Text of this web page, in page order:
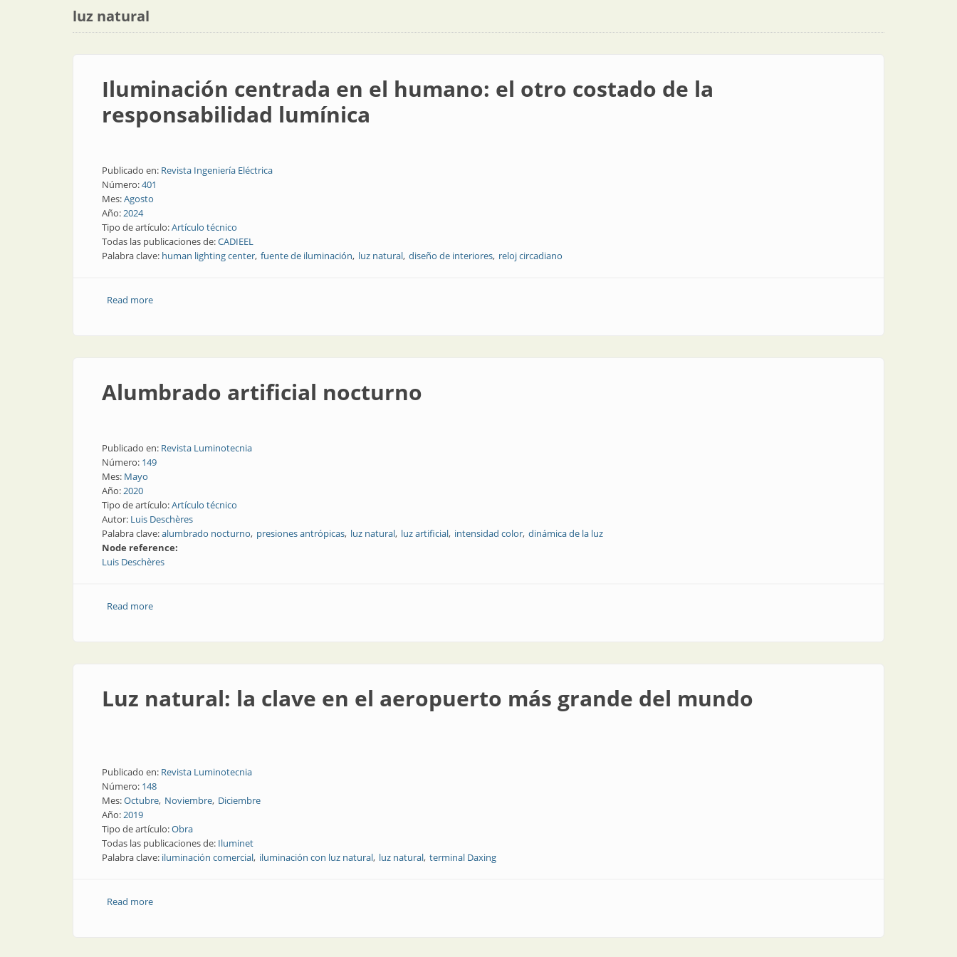
luz natural
Iluminación centrada en el humano: el otro costado de la
responsabilidad lumínica
Publicado en: Revista Ingeniería Eléctrica
Número:401
Mes:Agosto
Año:2024
Tipo de artículo:Artículo técnico
Todas las publicaciones de:CADIEEL
Palabra clave: human lighting center fuente de iluminación luz natural diseño de interiores reloj circadiano
Read moreabout Iluminación centrada en el humano: el otro costado de la responsabilidad lumínica
Alumbrado artificial nocturno
Publicado en: Revista Luminotecnia
Número: 149
Mes: Mayo
Año:2020
Tipo de artículo:Artículo técnico
Autor: Luis Deschères
Palabra clave:alumbrado nocturno presiones antrópicas luz natural luz artificial intensidad color dinámica de la luz
Node reference:
Luis Deschères
Read moreabout Alumbrado artificial nocturno
Luz natural: la clave en el aeropuerto más grande del mundo
Publicado en: Revista Luminotecnia
Número: 148
Mes:Octubre Noviembre Diciembre
Año:2019
Tipo de artículo:Obra
Todas las publicaciones de: Iluminet
Palabra clave: iluminación comercial iluminación con luz natural luz natural terminal Daxing
Read moreabout Luz natural: la clave en el aeropuerto más grande del mundo